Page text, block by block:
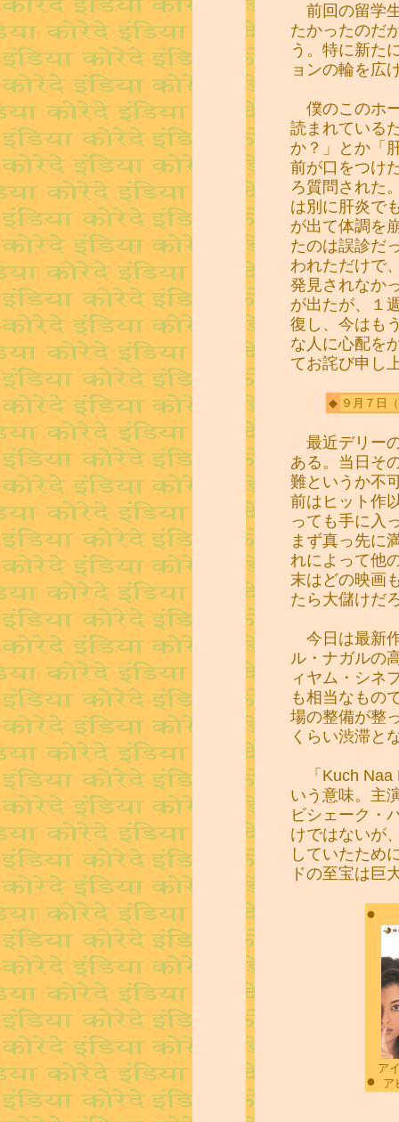
前回の留学
たかったのだ
う。特に新た
ョンの輪を広
僕のこのホ
読まれている
か？」とか「
前が口をつけ
ろ質問された
は別に肝炎で
が出て体調を
たのは誤診だ
われただけで
発見されなか
が出たが、１
復し、今はも
な人に心配を
てお詫び申し
◆ ９月７日
最近デリー
ある。当日そ
難というか不
前はヒット作
っても手に入
まず真っ先に
れによって他
末はどの映画
たら大儲けだ
今日は最新
ル・ナガルの
ィヤム・シネ
も相当なもの
場の整備が整
くらい渋滞と
「Kuch Naa
いう意味。主
ビシェーク・
けではないが
していたため
ドの至宝は巨
●
●
ア
ア